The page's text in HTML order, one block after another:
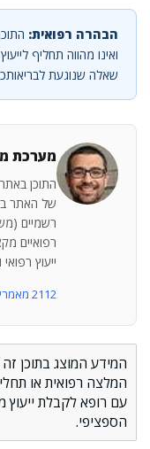
הבהרה רפואית:
ואינו מהווה תחליף
שאלה שנוגעת
מערכת
התוכן
של האתר
רשמיים
רפואיים
ייעוץ
2112 מאמרים נוספים
המידע המוצג בתוכן
המלצה רפואית או
עם רופא לקבלת ייעוץ
הספציפי.